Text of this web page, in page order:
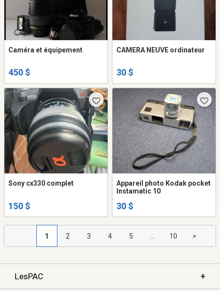
Caméra et équipement
450 $
CAMERA NEUVE ordinateur
30 $
Sony cx330 complet
150 $
Appareil photo Kodak pocket
Instamatic 10
30 $
1 2 3 4 5 10 >
LesPAC +